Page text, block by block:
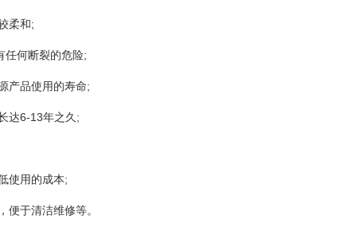
柔和;
任何断裂的危险;
产品使用的寿命;
达6-13年之久;
使用的成本;
便于清洁维修等。